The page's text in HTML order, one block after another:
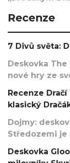
Recenze
7 Divů světa:
Deskovka
nové hry ze
Recenze
klasický
Dojmy:
Středozemi je
Deskovka